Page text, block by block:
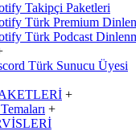
Takipçi Paketleri
Türk Premium
Türk Podcast
Türk Sunucu Üyesi
+
+